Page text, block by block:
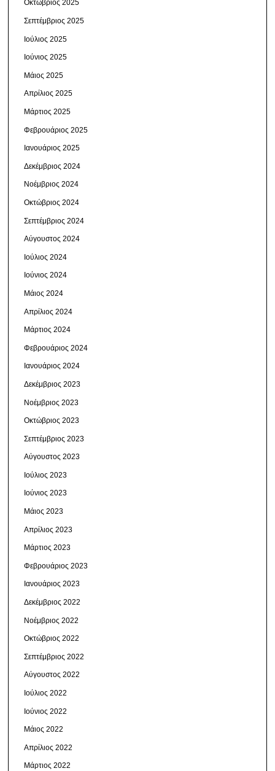
Οκτώβριος 2025
Σεπτέμβριος 2025
Ιούλιος 2025
Ιούνιος 2025
Μάιος 2025
Απρίλιος 2025
Μάρτιος 2025
Φεβρουάριος 2025
Ιανουάριος 2025
Δεκέμβριος 2024
Νοέμβριος 2024
Οκτώβριος 2024
Σεπτέμβριος 2024
Αύγουστος 2024
Ιούλιος 2024
Ιούνιος 2024
Μάιος 2024
Απρίλιος 2024
Μάρτιος 2024
Φεβρουάριος 2024
Ιανουάριος 2024
Δεκέμβριος 2023
Νοέμβριος 2023
Οκτώβριος 2023
Σεπτέμβριος 2023
Αύγουστος 2023
Ιούλιος 2023
Ιούνιος 2023
Μάιος 2023
Απρίλιος 2023
Μάρτιος 2023
Φεβρουάριος 2023
Ιανουάριος 2023
Δεκέμβριος 2022
Νοέμβριος 2022
Οκτώβριος 2022
Σεπτέμβριος 2022
Αύγουστος 2022
Ιούλιος 2022
Ιούνιος 2022
Μάιος 2022
Απρίλιος 2022
Μάρτιος 2022